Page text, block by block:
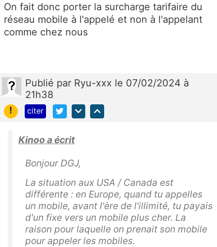
On fait donc porter la surcharge tarifaire du
réseau mobile à l'appelé et non à l'appelant
comme chez nous
Publié par Ryu-xxx le 07/02/2024 à
21h38
!
citer
Kinoo a écrit
Bonjour DGJ,
La situation aux USA / Canada est
différente : en Europe, quand tu appelles
un mobile, avant l'ère de l'illimité, tu payais
d'un fixe vers un mobile plus cher. La
raison pour laquelle on prenait son mobile
pour appeler les mobiles.